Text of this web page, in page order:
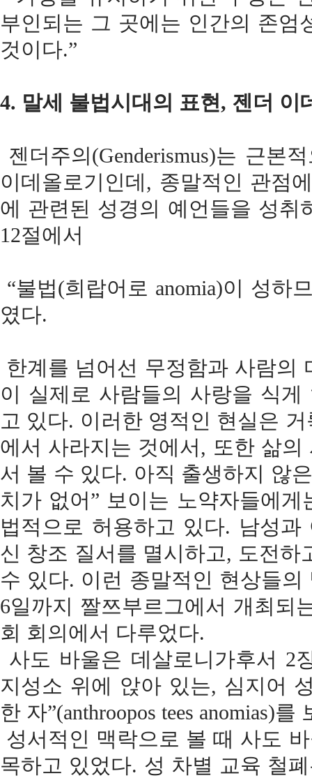
부인되는 그 곳에는 인간의 존엄
것이다.”
4. 말세 불법시대의 표현, 젠더 이
젠더주의(Genderismus)는 근본
이데올로기인데, 종말적인 관점
에 관련된 성경의 예언들을 성취
12절에서
“불법(희랍어로 anomia)이 성하
였다.
한계를 넘어선 무정함과 사람의
이 실제로 사람들의 사랑을 식
고 있다. 이러한 영적인 현실은
에서 사라지는 것에서, 또한 삶
서 볼 수 있다. 아직 출생하지 않
치가 없어” 보이는 노약자들에게
법적으로 허용하고 있다. 남성
신 창조 질서를 멸시하고, 도전
수 있다. 이런 종말적인 현상들의
6일까지 짤쯔부르그에서 개최되
회 회의에서 다루었다.
사도 바울은 데살로니가후서 2
지성소 위에 앉아 있는, 심지어
한 자”(anthroopos tees anomias)를
성서적인 맥락으로 볼 때 사도
목하고 있었다. 성 차별 교육 철